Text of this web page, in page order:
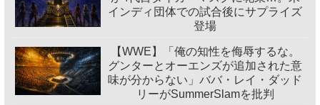
インディ団体での試合後にサプライズ
登場
【WWE】「俺の知性を侮辱するな。
グンターとオーエンズが追加された意
味が分からない」ババ・レイ・ダッド
リーがSummerSlamを批判